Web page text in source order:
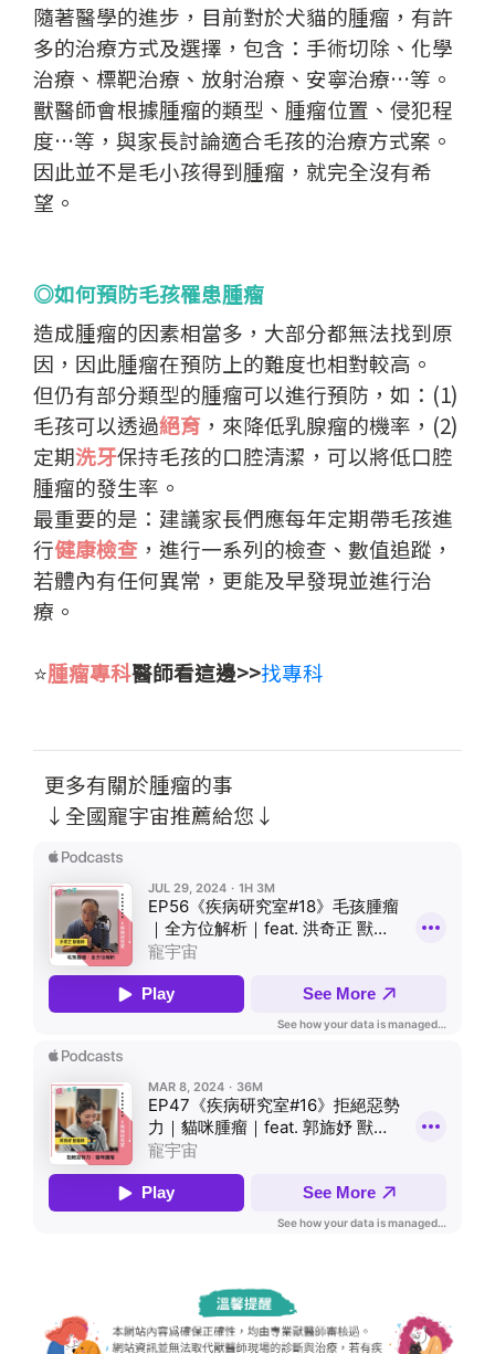
隨著醫學的進步，目前對於犬貓的腫瘤，有許
多的治療方式及選擇，包含：手術切除、化學
治療、標靶治療、放射治療、安寧治療…等。
獸醫師會根據腫瘤的類型、腫瘤位置、侵犯程
度…等，與家長討論適合毛孩的治療方式案。
因此並不是毛小孩得到腫瘤，就完全沒有希
望。
◎如何預防毛孩罹患腫瘤
造成腫瘤的因素相當多，大部分都無法找到原
因，因此腫瘤在預防上的難度也相對較高。
但仍有部分類型的腫瘤可以進行預防，如：(1)
毛孩可以透過絕育 ，來降低乳腺瘤的機率，(2)
定期洗牙保持毛孩的口腔清潔，可以將低口腔
腫瘤的發生率。
最重要的是：建議家長們應每年定期帶毛孩進
行健康檢查 ，進行一系列的檢查、數值追蹤，
若體內有任何異常，更能及早發現並進行治
療。
⭐️腫瘤專科醫師看這邊>>找專科
更多有關於腫瘤的事
↓全國寵宇宙推薦給您↓